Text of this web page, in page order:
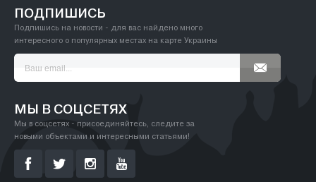
ПОДПИШИСЬ
Подпишись на новости - для вас найдено много
интересного о популярных местах на карте Украины
МЫ В СОЦСЕТЯХ
Мы в соцсетях - присоединяйтесь, следите за
новыми объектами и интересными статьями!